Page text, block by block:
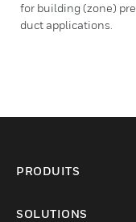
for building (zone)
duct applications.
PRODUITS
SOLUTIONS